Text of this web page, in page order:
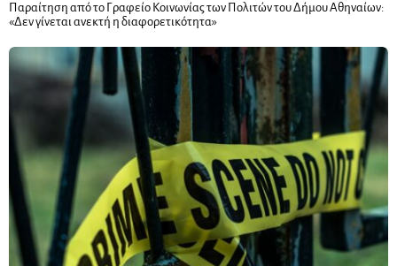
Παραίτηση από το Γραφείο Κοινωνίας των Πολιτών του Δήμου Αθηναίων:
«Δεν γίνεται ανεκτή η διαφορετικότητα»